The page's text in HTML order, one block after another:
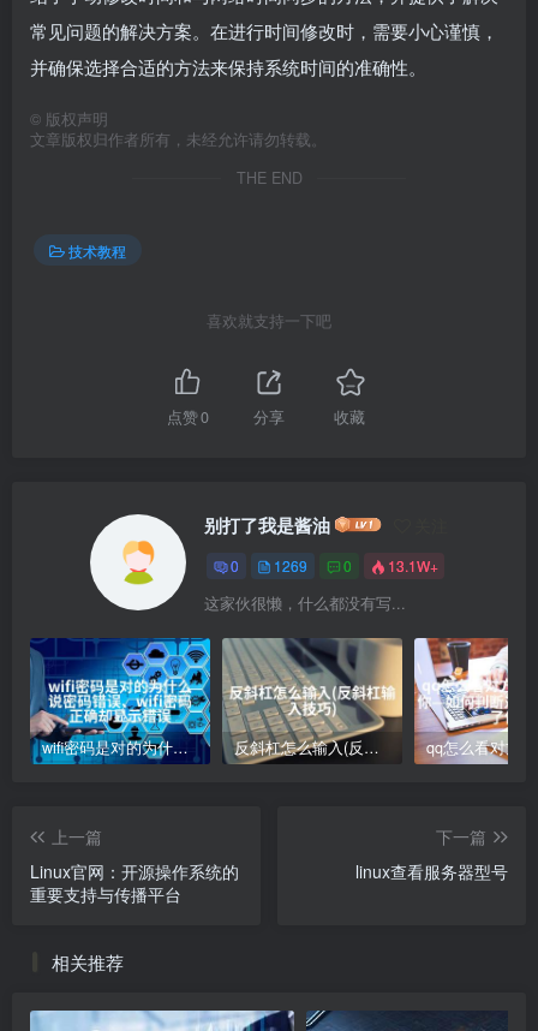
常见问题的解决方案。在进行时间修改时，需要小心谨慎，
并确保选择合适的方法来保持系统时间的准确性。
© 版权声明
文章版权归作者所有，未经允许请勿转载。
THE END
技术教程
喜欢就支持一下吧
点赞0 分享 收藏
别打了我是酱油
0 1269 0 13.1W+
这家伙很懒，什么都没有写...
wifi密码是对的为什么说密码错误、wifi密码正确却显示错误 反斜杠怎么输入(反斜杠输入技巧)
上一篇
Linux官网：开源操作系统的
重要支持与传播平台
下一篇
linux查看服务器型号
相关推荐